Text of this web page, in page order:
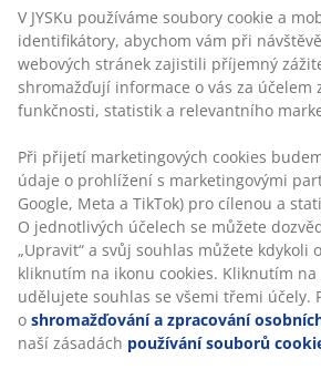
V JYSKu používáme soubory cookie a
identifikátory, abychom vám při
webových stránek zajistili příjemný
shromažďují informace o vás za účelem
funkčnosti, statistik a relevantního
Při přijetí marketingových cookies
údaje o prohlížení s marketingovými
Google, Meta a TikTok) pro cílenou a
O jednotlivých účelech se můžete
„Upravit“ a svůj souhlas můžete kdykoli
kliknutím na ikonu cookies. Kliknutím na
udělujete souhlas se všemi třemi účely.
o shromažďování a zpracování
naší zásadách používání souborů